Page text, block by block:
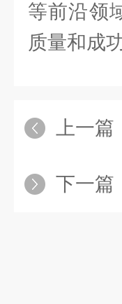
等前沿领
质量和成
上一篇
下一篇